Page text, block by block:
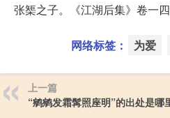
张榘之子。《江湖后集》卷一四
网络标签： 为爱
上一篇
“鹓鹓发霜髯照座明”的出处是哪